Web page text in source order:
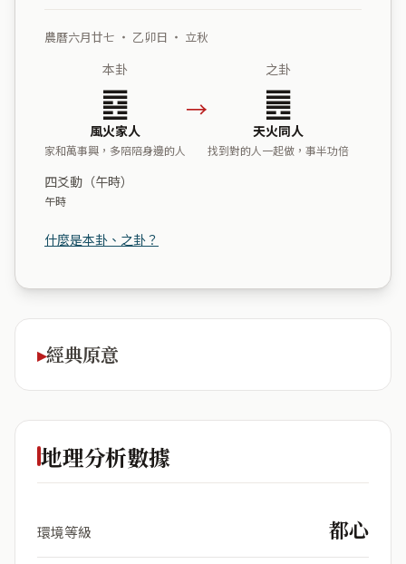
農曆六月廿七 ・ 乙卯日 ・ 立秋
本卦
䷤
風火家人
家和萬事興，多陪陪身邊的人
→
之卦
䷌
天火同人
找到對的人一起做，事半功倍
四爻動（午時）
午時
什麼是本卦、之卦？
經典原意
地理分析數據
環境等級 都心